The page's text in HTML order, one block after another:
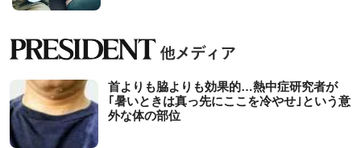
首よりも脇よりも効果的…熱中症研究者が
｢暑いときは真っ先にここを冷やせ｣という意
外な体の部位